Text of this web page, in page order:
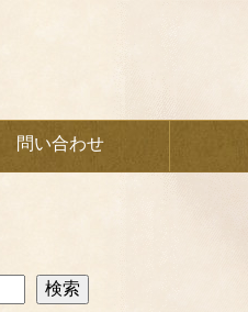
問い合わせ
検索